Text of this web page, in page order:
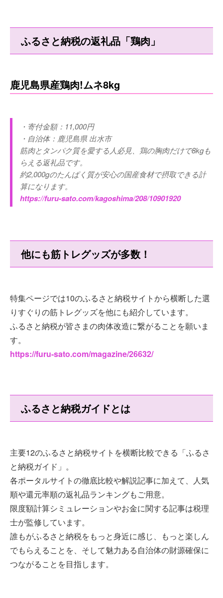
ふるさと納税の返礼品「鶏肉」
鹿児島県産鶏肉!ムネ8kg
・寄付金額：11,000円
・自治体：鹿児島県 出水市
筋肉とタンパク質を愛する人必見、鶏の胸肉だけで8kgも
らえる返礼品です。
約2,000gのたんぱく質が安心の国産食材で摂取できる計
算になります。
https://furu-sato.com/kagoshima/208/10901920
他にも筋トレグッズが多数！
特集ページでは10のふるさと納税サイトから横断した選
りすぐりの筋トレグッズを他にも紹介しています。
ふるさと納税が皆さまの肉体改造に繋がることを願いま
す。
https://furu-sato.com/magazine/26632/
ふるさと納税ガイドとは
主要12のふるさと納税サイトを横断比較できる「ふるさ
と納税ガイド」。
各ポータルサイトの徹底比較や解説記事に加えて、人気
順や還元率順の返礼品ランキングもご用意。
限度額計算シミュレーションやお金に関する記事は税理
士が監修しています。
誰もがふるさと納税をもっと身近に感じ、もっと楽しん
でもらえることを、そして魅力ある自治体の財源確保に
つながることを目指します。